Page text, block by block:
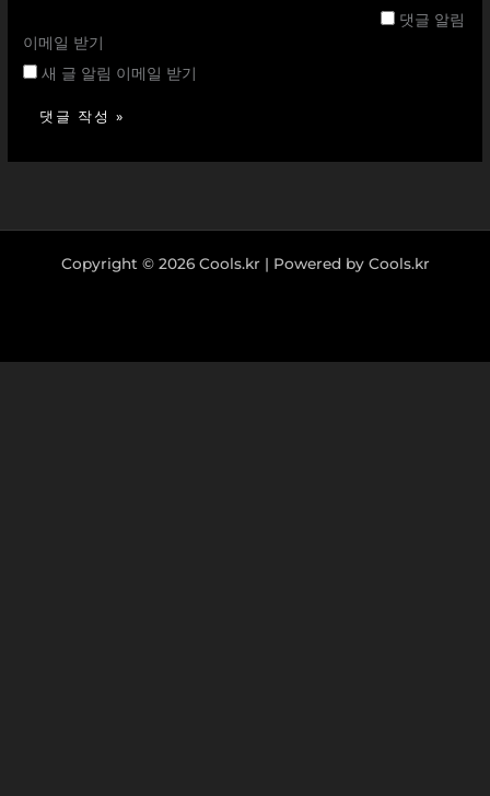
댓글 알림
이메일 받기
새 글 알림 이메일 받기
Copyright © 2026 Cools.kr | Powered by Cools.kr